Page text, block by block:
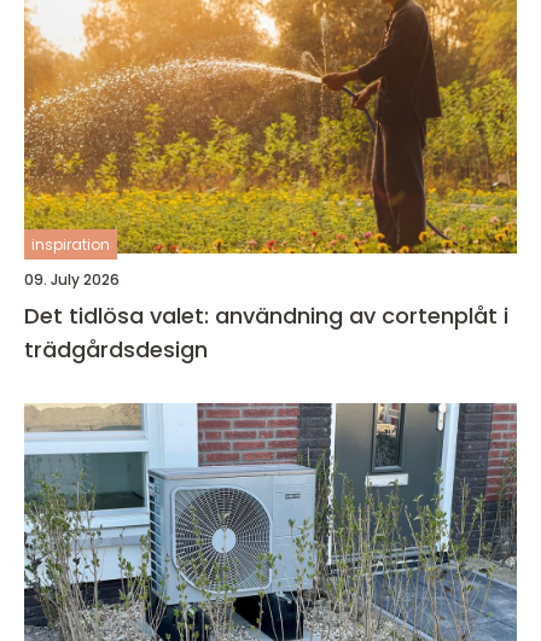
inspiration
09. July 2026
Det tidlösa valet: användning av cortenplåt i
trädgårdsdesign